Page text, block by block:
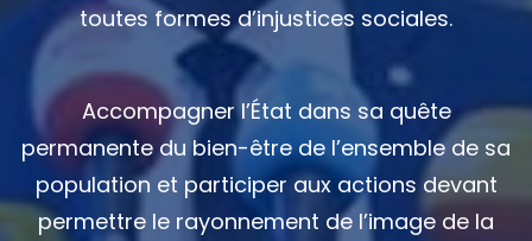
toutes formes d’injustices sociales.
Accompagner l’État dans sa quête
permanente du bien-être de l’ensemble de sa
population et participer aux actions devant
permettre le rayonnement de l’image de la